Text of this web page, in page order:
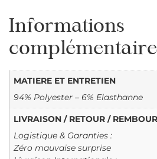
Informations
MATIERE ET ENTRETIEN
94% Polyester – 6% Elasthanne
LIVRAISON / RETOUR /
Logistique & Garanties :
Zéro mauvaise surprise